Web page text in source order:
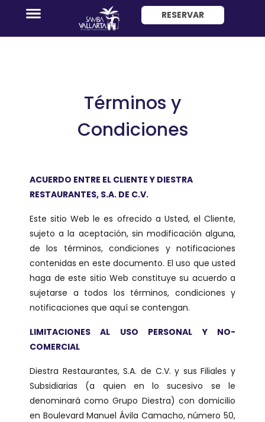
Promociones
Paquete
+
Avión
Restaurantes
Y
Bares
Actividades
Experiencias
Preguntas
Frecuentes
Contacto
ENG
RESERVAR
Términos y
Condiciones
ACUERDO ENTRE EL CLIENTE Y DIESTRA
RESTAURANTES, S.A. DE C.V.
Este sitio Web le es ofrecido a Usted, el Cliente,
sujeto a la aceptación, sin modificación alguna,
de los términos, condiciones y notificaciones
contenidas en este documento. El uso que usted
haga de este sitio Web constituye su acuerdo a
sujetarse a todos los términos, condiciones y
notificaciones que aquí se contengan.
LIMITACIONES AL USO PERSONAL Y NO-
COMERCIAL
Diestra Restaurantes, S.A. de C.V. y sus Filiales y
Subsidiarias (a quien en lo sucesivo se le
denominará como Grupo Diestra) con domicilio
en Boulevard Manuel Ávila Camacho, número 50,